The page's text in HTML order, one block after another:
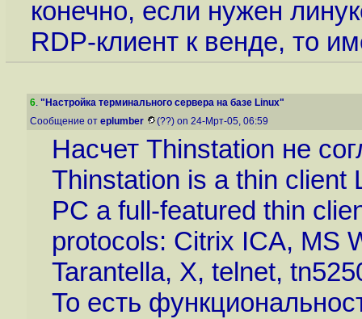
конечно, если нужен
RDP-клиент к венде, то
6. "Настройка терминального сервера на базе Linux"
Сообщение от eplumber (??) on 24-Мрт-05, 06:59
Насчет Thinstation не
Thinstation is a thin client
PC a full-featured thin
protocols: Citrix ICA, MS
Tarantella, X, telnet,
То есть